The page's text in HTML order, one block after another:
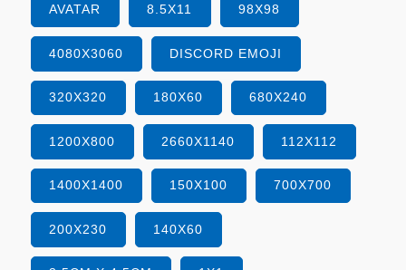
AVATAR 8.5X11 98X98
4080X3060 DISCORD EMOJI
320X320 180X60 680X240
1200X800 2660X1140 112X112
1400X1400 150X100 700X700
200X230 140X60